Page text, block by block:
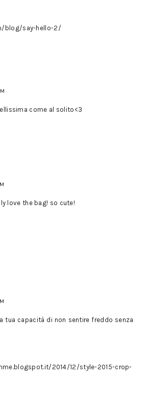
blog/say-hello-2/
come al solito<3
love the bag! so cute!
tua capacità di non sentire freddo senza
2014/12/style-2015-crop-